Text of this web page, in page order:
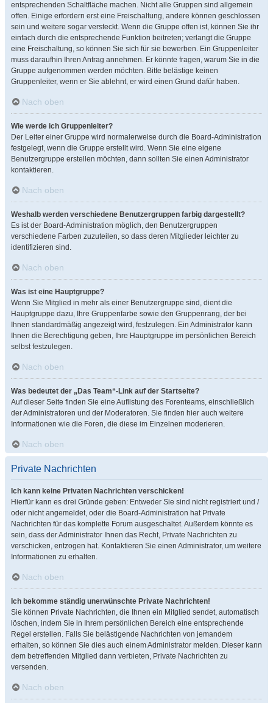
entsprechenden Schaltfläche machen. Nicht alle Gruppen sind allgemein
offen. Einige erfordern erst eine Freischaltung, andere können geschlossen
sein und weitere sogar versteckt. Wenn die Gruppe offen ist, können Sie ihr
einfach durch die entsprechende Funktion beitreten; verlangt die Gruppe
eine Freischaltung, so können Sie sich für sie bewerben. Ein Gruppenleiter
muss daraufhin Ihren Antrag annehmen. Er könnte fragen, warum Sie in die
Gruppe aufgenommen werden möchten. Bitte belästige keinen
Gruppenleiter, wenn er Sie ablehnt, er wird einen Grund dafür haben.
Nach oben
Wie werde ich Gruppenleiter?
Der Leiter einer Gruppe wird normalerweise durch die Board-Administration
festgelegt, wenn die Gruppe erstellt wird. Wenn Sie eine eigene
Benutzergruppe erstellen möchten, dann sollten Sie einen Administrator
kontaktieren.
Nach oben
Weshalb werden verschiedene Benutzergruppen farbig dargestellt?
Es ist der Board-Administration möglich, den Benutzergruppen
verschiedene Farben zuzuteilen, so dass deren Mitglieder leichter zu
identifizieren sind.
Nach oben
Was ist eine Hauptgruppe?
Wenn Sie Mitglied in mehr als einer Benutzergruppe sind, dient die
Hauptgruppe dazu, Ihre Gruppenfarbe sowie den Gruppenrang, der bei
Ihnen standardmäßig angezeigt wird, festzulegen. Ein Administrator kann
Ihnen die Berechtigung geben, Ihre Hauptgruppe im persönlichen Bereich
selbst festzulegen.
Nach oben
Was bedeutet der „Das Team“-Link auf der Startseite?
Auf dieser Seite finden Sie eine Auflistung des Forenteams, einschließlich
der Administratoren und der Moderatoren. Sie finden hier auch weitere
Informationen wie die Foren, die diese im Einzelnen moderieren.
Nach oben
Private Nachrichten
Ich kann keine Privaten Nachrichten verschicken!
Hierfür kann es drei Gründe geben: Entweder Sie sind nicht registriert und /
oder nicht angemeldet, oder die Board-Administration hat Private
Nachrichten für das komplette Forum ausgeschaltet. Außerdem könnte es
sein, dass der Administrator Ihnen das Recht, Private Nachrichten zu
verschicken, entzogen hat. Kontaktieren Sie einen Administrator, um weitere
Informationen zu erhalten.
Nach oben
Ich bekomme ständig unerwünschte Private Nachrichten!
Sie können Private Nachrichten, die Ihnen ein Mitglied sendet, automatisch
löschen, indem Sie in Ihrem persönlichen Bereich eine entsprechende
Regel erstellen. Falls Sie belästigende Nachrichten von jemandem
erhalten, so können Sie dies auch einem Administrator melden. Dieser kann
dem betreffenden Mitglied dann verbieten, Private Nachrichten zu
versenden.
Nach oben